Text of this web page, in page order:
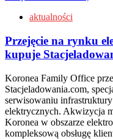
aktualności
Przejęcie na rynku
kupuje
Koronea Family Office
Stacjeladowania.com,
serwisowaniu
elektrycznych. Akwizycja
Koronea w obszarze
kompleksową obsługę